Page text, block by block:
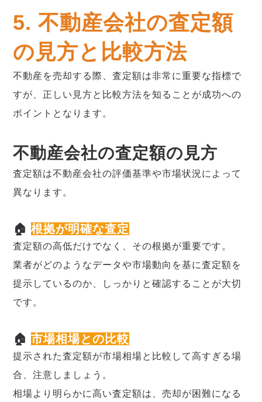
5. 不動産会社の査定額
の見方と比較方法
不動産を売却する際、査定額は非常に重要な指標で
すが、正しい見方と比較方法を知ることが成功への
ポイントとなります。
不動産会社の査定額の見方
査定額は不動産会社の評価基準や市場状況によって
異なります。
🏠根拠が明確な査定
査定額の高低だけでなく、その根拠が重要です。
業者がどのようなデータや市場動向を基に査定額を
提示しているのか、しっかりと確認することが大切
です。
🏠市場相場との比較
提示された査定額が市場相場と比較して高すぎる場
合、注意しましょう。
相場より明らかに高い査定額は、売却が困難になる